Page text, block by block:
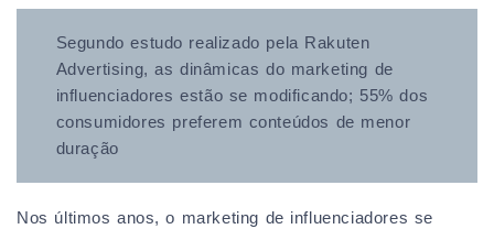
Segundo estudo realizado pela Rakuten
Advertising, as dinâmicas do marketing de
influenciadores estão se modificando; 55% dos
consumidores preferem conteúdos de menor
duração
Nos últimos anos, o marketing de influenciadores se